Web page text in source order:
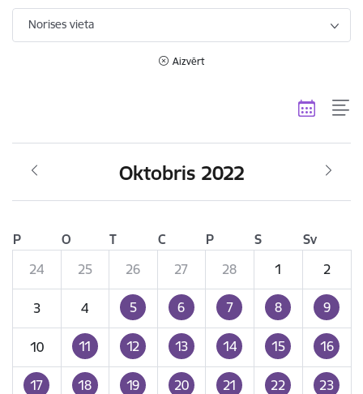
Norises vieta
Aizvērt
Oktobris 2022
P O T C P S
Sv
24
25 26 27 28 1 2
3 4 5 6 7 8 9
10 11 12 13 14 15 16
17 18 19 20 21 22 23